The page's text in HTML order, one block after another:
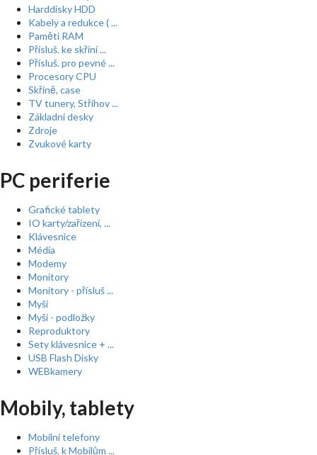
Harddisky HDD
Kabely a redukce ( ...
Paměti RAM
Přísluš. ke skříní ...
Přísluš. pro pevné ...
Procesory CPU
Skříně, case
TV tunery, Střihov ...
Základní desky
Zdroje
Zvukové karty
PC periferie
Grafické tablety
IO karty/zařízení, ...
Klávesnice
Média
Modemy
Monitory
Monitory - přísluš ...
Myši
Myši - podložky
Reproduktory
Sety klávesnice + ...
USB Flash Disky
WEBkamery
Mobily, tablety
Mobilní telefony
Přísluš. k Mobilům ...